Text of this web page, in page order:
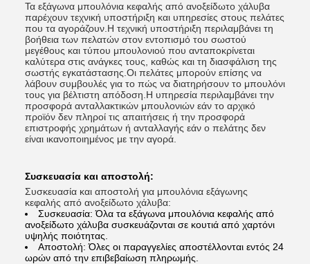
Τα εξάγωνα μπουλόνια κεφαλής από ανοξείδωτο χάλυβα
παρέχουν τεχνική υποστήριξη και υπηρεσίες στους πελάτες
που τα αγοράζουν.Η τεχνική υποστήριξη περιλαμβάνει τη
βοήθεια των πελατών στον εντοπισμό του σωστού
μεγέθους και τύπου μπουλονιού που ανταποκρίνεται
καλύτερα στις ανάγκες τους, καθώς και τη διασφάλιση της
σωστής εγκατάστασης.Οι πελάτες μπορούν επίσης να
λάβουν συμβουλές για το πώς να διατηρήσουν το μπουλόνι
τους για βέλτιστη απόδοση.Η υπηρεσία περιλαμβάνει την
προσφορά ανταλλακτικών μπουλονιών εάν το αρχικό
προϊόν δεν πληροί τις απαιτήσεις ή την προσφορά
επιστροφής χρημάτων ή ανταλλαγής εάν ο πελάτης δεν
είναι ικανοποιημένος με την αγορά.
Συσκευασία και αποστολή:
Συσκευασία και αποστολή για μπουλόνια εξάγωνης
κεφαλής από ανοξείδωτο χάλυβα:
Συσκευασία: Όλα τα εξάγωνα μπουλόνια κεφαλής από
ανοξείδωτο χάλυβα συσκευάζονται σε κουτιά από χαρτόνι
υψηλής ποιότητας.
Αποστολή: Όλες οι παραγγελίες αποστέλλονται εντός 24
ωρών από την επιβεβαίωση πληρωμής.